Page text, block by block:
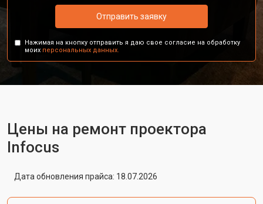
Отправить заявку
Нажимая на кнопку отправить я даю свое согласие на обработку
моих персональных данных.
Цены на ремонт проектора
Infocus
Дата обновления прайса: 18.07.2026